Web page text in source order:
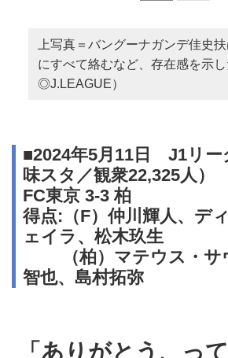
上写真＝バングーナガンデ佳史
にすべて絡むなど、存在感を示
◎J.LEAGUE）
■2024年5月11日 J1リー
味スタ／観衆22,325人）
FC東京 3-3 柏
得点:（F）仲川輝人、デ
ェイラ、松木玖生
（柏）マテウス・サ
智也、島村拓弥
「ありがとう、っ